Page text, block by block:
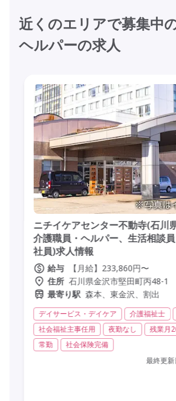
近くのエリアで募集中
ヘルパーの求人
ニチイケアセンター不動寺(石川
介護職員・ヘルパー、生活相談
社員)求人情報
給与
【月給】233,860円〜
住所 石川県金沢市堅田町丙48-1
最寄り駅 森本、東金沢、割出
デイサービス・デイケア 介護福祉士
社会福祉主事任用
夜勤なし
残業月
常勤
社会保険完備
最終更新